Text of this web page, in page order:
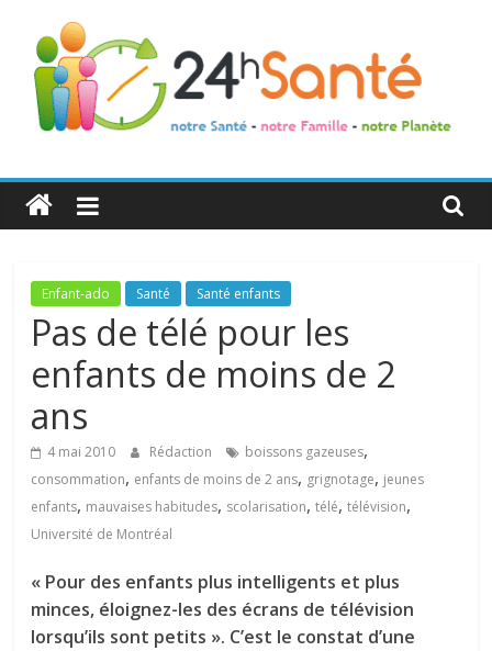
24h
Santé
La
santé
toute
famille
Enfant-ado Santé Santé enfants
Pas de télé pour les
enfants de moins de 2
ans
4 mai 2010 Rédaction boissons gazeuses,
consommation, enfants de moins de 2 ans, grignotage, jeunes
enfants, mauvaises habitudes, scolarisation,télé,télévision,
Université de Montréal
« Pour des enfants plus intelligents et plus
minces, éloignez-les des écrans de télévision
lorsqu’ils sont petits ». C’est le constat d’une